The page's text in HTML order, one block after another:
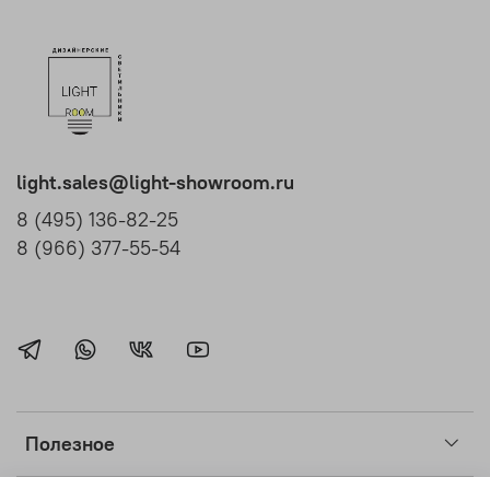
Полезное
light.sales@light-showroom.ru
8 (495) 136-82-25
8 (966) 377-55-54